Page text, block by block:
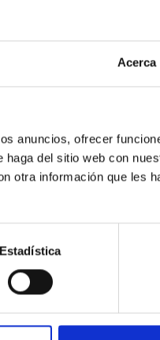
Acerca
anuncios, ofrecer
del sitio web con
otra información que les
Estadística
de
las
de